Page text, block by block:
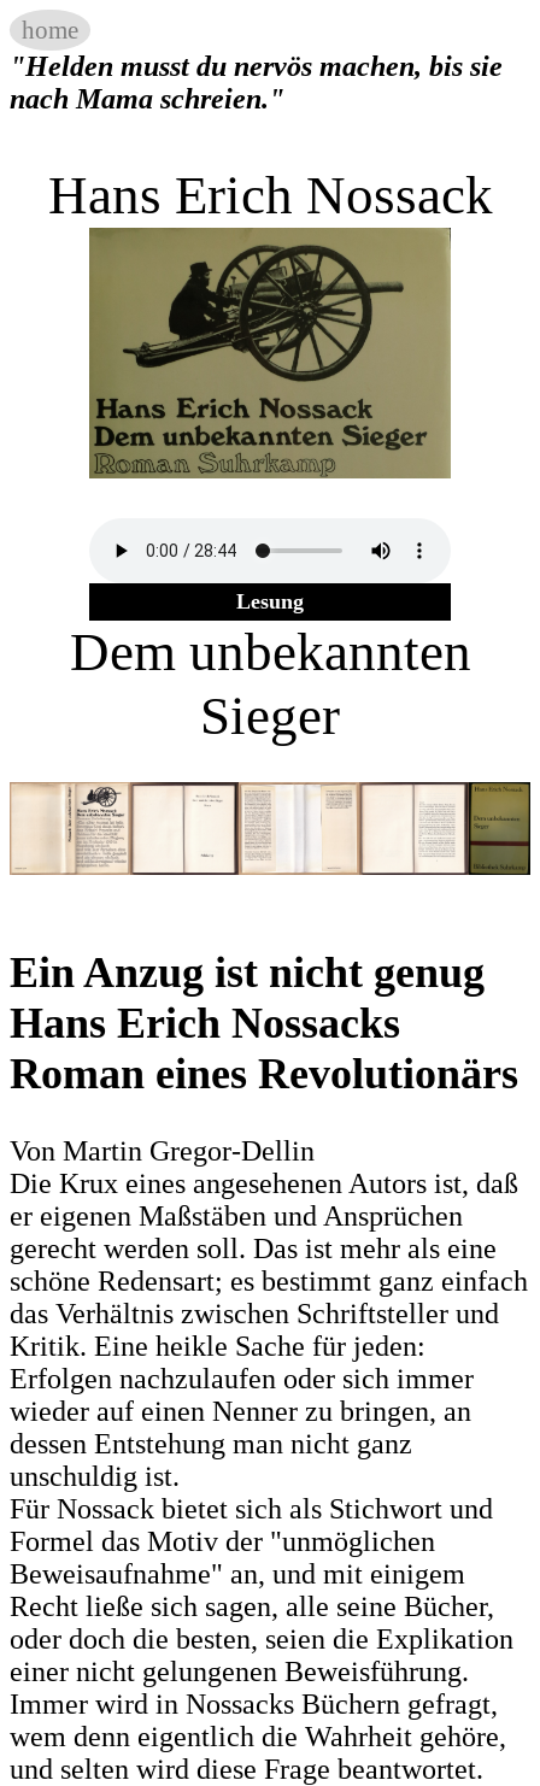
home
"Helden musst du nervös machen, bis sie
nach Mama schreien."
Lesung
Hans Erich Nossack
Dem un­bekannten
Sieger
Ein Anzug ist nicht genug
Hans Erich Nossacks
Roman eines Revolutionärs
Von Martin Gregor-Dellin
Die Krux eines angesehenen Autors ist, daß
er eigenen Maßstäben und Ansprüchen
gerecht werden soll. Das ist mehr als eine
schöne Redensart; es bestimmt ganz einfach
das Verhältnis zwischen Schriftsteller und
Kritik. Eine heikle Sache für jeden:
Erfolgen nachzulaufen oder sich immer
wieder auf einen Nenner zu bringen, an
dessen Entstehung man nicht ganz
unschuldig ist.
Für Nossack bietet sich als Stichwort und
Formel das Motiv der "unmöglichen
Beweisaufnahme" an, und mit einigem
Recht ließe sich sagen, alle seine Bücher,
oder doch die besten, seien die Explikation
einer nicht gelungenen Beweisführung.
Immer wird in Nossacks Büchern gefragt,
wem denn eigentlich die Wahrheit gehöre,
und selten wird diese Frage beantwortet.